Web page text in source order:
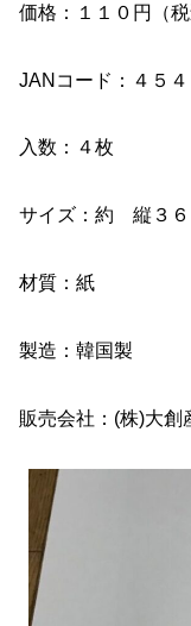
価格：１１０円（税
JANコード：４５
入数：４枚
サイズ：約 縦３６
材質：紙
製造：韓国製
販売会社：(株)大創